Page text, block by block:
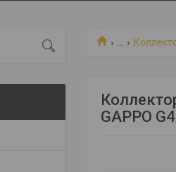
GAPPO